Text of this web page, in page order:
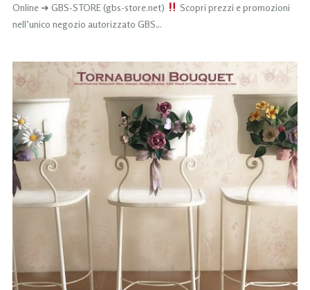
Online ➜ GBS-STORE (gbs-store.net)
Scopri prezzi e promozioni
nell’unico negozio autorizzato GBS…